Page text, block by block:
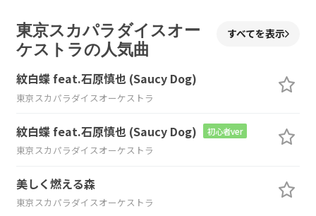
東京スカパラダイスオー
ケストラの人気曲
すべてを表示
紋白蝶 feat.石原慎也 (Saucy Dog)
東京スカパラダイスオーケストラ
紋白蝶 feat.石原慎也 (Saucy Dog) 初心者ver
東京スカパラダイスオーケストラ
美しく燃える森
東京スカパラダイスオーケストラ